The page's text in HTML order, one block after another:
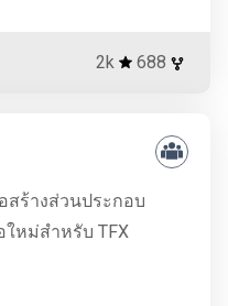
2k 688
สร้างส่วนประกอบ
ใหม่สำหรับ TFX